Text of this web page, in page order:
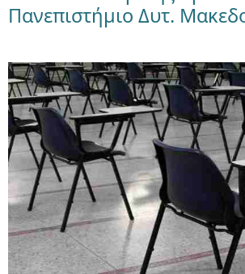
Πανεπιστήμιο Δυτ.